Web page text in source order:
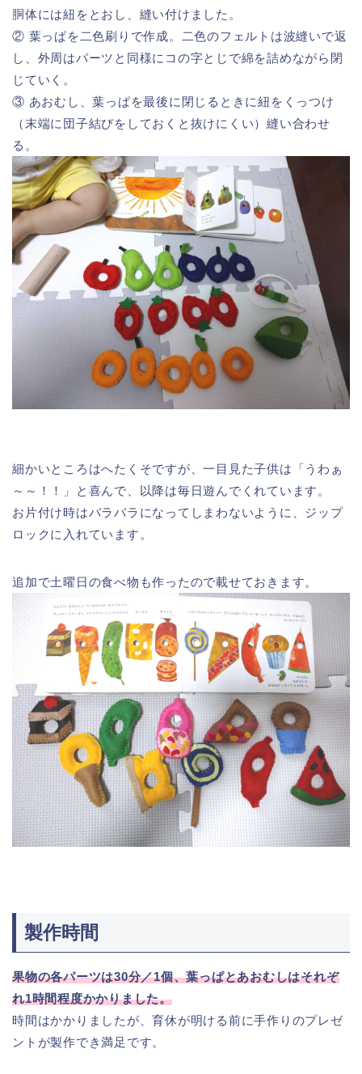
胴体には紐をとおし、縫い付けました。
② 葉っぱを二色刷りで作成。二色のフェルトは波縫いで返
し、外周はパーツと同様にコの字とじで綿を詰めながら閉
じていく。
③ あおむし、葉っぱを最後に閉じるときに紐をくっつけ
（末端に団子結びをしておくと抜けにくい）縫い合わせ
る。
細かいところはへたくそですが、一目見た子供は「うわぁ
～～！！」と喜んで、以降は毎日遊んでくれています。
お片付け時はバラバラになってしまわないように、ジップ
ロックに入れています。
追加で土曜日の食べ物も作ったので載せておきます。
製作時間
果物の各パーツは30分／1個、葉っぱとあおむしはそれぞ
れ1時間程度かかりました。
時間はかかりましたが、育休が明ける前に手作りのプレゼ
ントが製作でき満足です。